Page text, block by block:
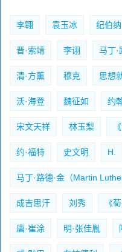
李翱 袁玉冰 纪伯纳
晋·索靖 李诩 马丁·
清·方薰 穆克 思想
沃·海登 魏征如 约
宋文天祥 林玉梨
约·福特 史文明 H.
马丁·路德·金（Martin
成吉思汗 刘秀 《
唐·崔涂 明·张佳胤